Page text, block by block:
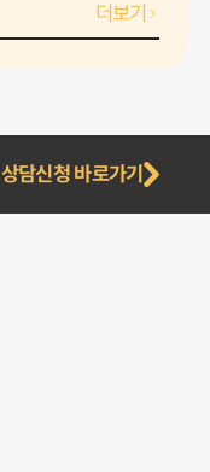
더보기
상담신청 바로가기